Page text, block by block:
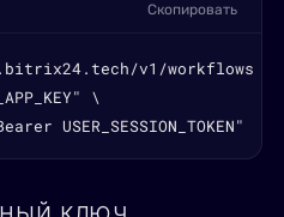
Скопировать
v1/workflows \
\
USER_SESSION_TOKEN"